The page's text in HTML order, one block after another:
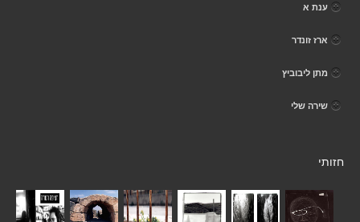
ענת א
ארז זונדר
מתן ליבוביץ
שירה שלי
חזותי